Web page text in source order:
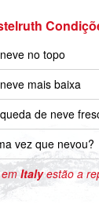
no topo
mais baixa
de neve
vez que nevou?
emItalyestão a